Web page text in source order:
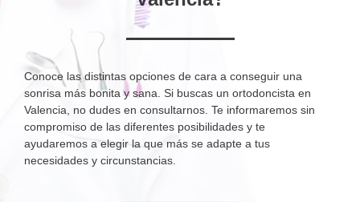
Conoce las distintas opciones de cara a conseguir una
sonrisa más bonita y sana. Si buscas un ortodoncista en
Valencia, no dudes en consultarnos. Te informaremos sin
compromiso de las diferentes posibilidades y te
ayudaremos a elegir la que más se adapte a tus
necesidades y circunstancias.